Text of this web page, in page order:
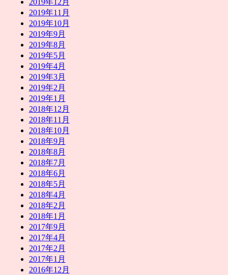
2019年12月
2019年11月
2019年10月
2019年9月
2019年8月
2019年5月
2019年4月
2019年3月
2019年2月
2019年1月
2018年12月
2018年11月
2018年10月
2018年9月
2018年8月
2018年7月
2018年6月
2018年5月
2018年4月
2018年2月
2018年1月
2017年9月
2017年4月
2017年2月
2017年1月
2016年12月